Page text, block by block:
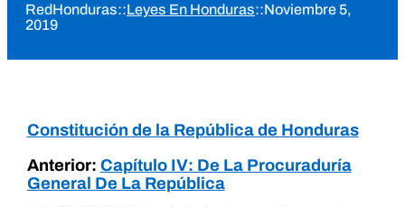
RedHonduras::Leyes En Honduras::Noviembre 5,
2019
Constitución de la República de Honduras
Anterior: Capítulo IV: De La Procuraduría
General De La República